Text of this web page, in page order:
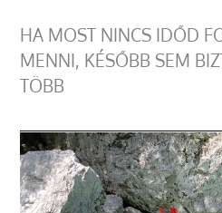
HA MOST NINCS IDŐD
MENNI, KÉSŐBB SEM
TÖBB